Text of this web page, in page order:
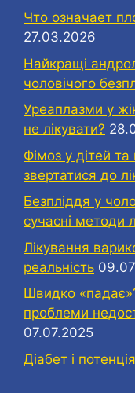
Что означает
27.03.2026
Найкращі
чоловічого
Уреаплазми у
не лікувати?
Фімоз у дітей та
звертатися до
Безпліддя у
сучасні методи
Лікування
реальність
Швидко
проблеми
07.07.2025
Діабет і